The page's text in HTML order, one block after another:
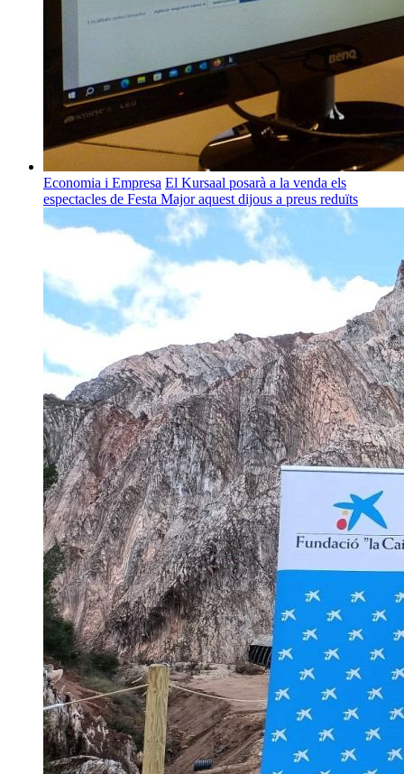
Economia i Empresa El Kursaal posarà a la venda els
espectacles de Festa Major aquest dijous a preus reduïts